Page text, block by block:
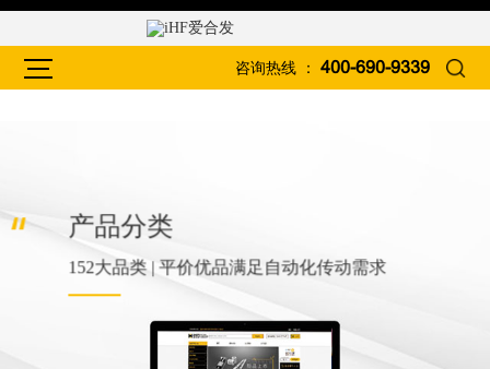
咨询热线 ： 400-690-9339
产品分类
152大品类 | 平价优品满足自动化传动需求